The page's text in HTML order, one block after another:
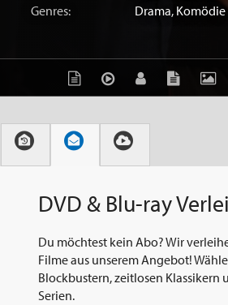
Genres:
Drama, Komödie
DVD & Blu-ray
Du möchtest kein Abo? Wir
Filme aus unserem Angebot!
Blockbustern, zeitlosen Klassikern
Serien.